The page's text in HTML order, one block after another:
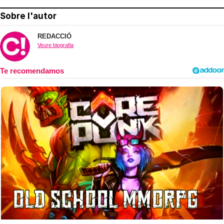
Sobre l'autor
REDACCIÓ
Veure biografia